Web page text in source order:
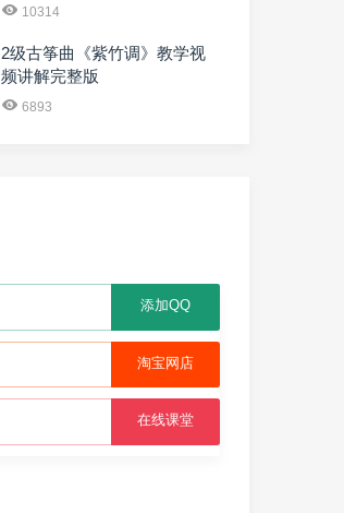
10314
2级古筝曲《紫竹调》教学视
频讲解完整版
6893
添加QQ
淘宝网店
在线课堂